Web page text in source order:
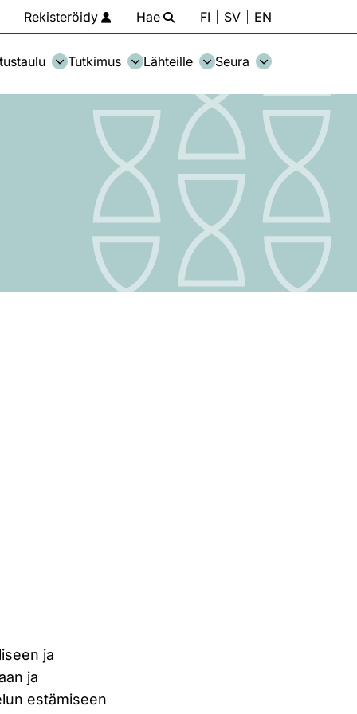
Rekisteröidy Hae FI SV EN
Tutkimus Lähteille Seura
ja
ja
estämiseen